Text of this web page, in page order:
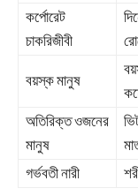
কর্পোরেট
চাকরিজীবী
বয়স্ক মানুষ
অতিরিক্ত ওজনের
মানুষ
গর্ভবতী নারী